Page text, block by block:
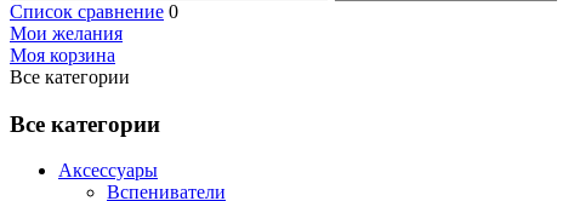
Список сравнение 0
Мои желания
Моя корзина
Все категории
Все категории
Аксессуары
Вспениватели